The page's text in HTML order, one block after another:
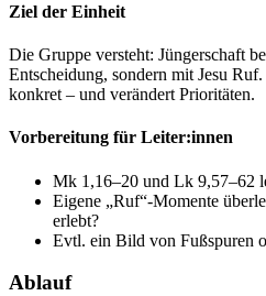
Ziel der Einheit
Die Gruppe versteht: Jüngerschaft
Entscheidung, sondern mit Jesu
konkret – und verändert Prioritäten.
Vorbereitung für Leiter:innen
Mk 1,16–20 und Lk 9,57–62
Eigene „Ruf“-Momente
erlebt?
Evtl. ein Bild von Fußspuren
Ablauf